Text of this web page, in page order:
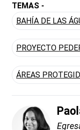
TEMAS -
BAHÍA DE LAS
PROYECTO
ÁREAS